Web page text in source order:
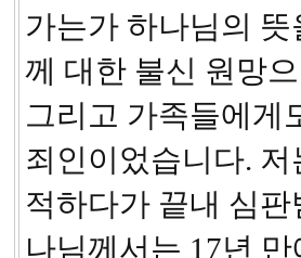
가는가 하나님의
께 대한 불신 원망
그리고 가족들에게
죄인이었습니다.
적하다가 끝내 심
나님께서는 17년